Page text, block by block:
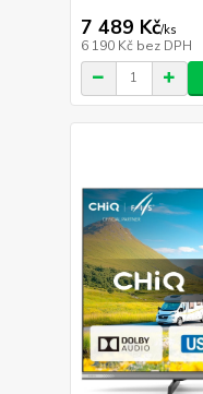
7 489 Kč/ks
6 190 Kč bez DPH